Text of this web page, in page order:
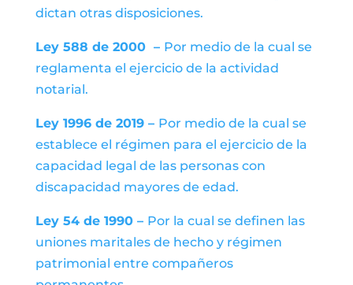
dictan otras disposiciones.
Ley 588 de 2000 – Por medio de la cual se
reglamenta el ejercicio de la actividad
notarial.
Ley 1996 de 2019 – Por medio de la cual se
establece el régimen para el ejercicio de la
capacidad legal de las personas con
discapacidad mayores de edad.
Ley 54 de 1990 – Por la cual se definen las
uniones maritales de hecho y régimen
patrimonial entre compañeros